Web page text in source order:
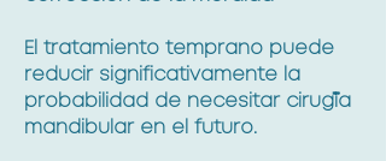
El tratamiento temprano puede
reducir significativamente la
probabilidad de necesitar cirugía
mandibular en el futuro.